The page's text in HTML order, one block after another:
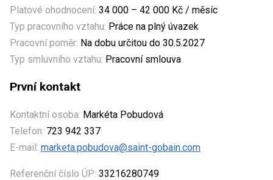
Platové ohodnocení: 34 000 – 42 000 Kč / měsíc
Typ pracovního vztahu: Práce na plný úvazek
Pracovní poměr: Na dobu určitou do 30.5.2027
Typ smluvního vztahu: Pracovní smlouva
První kontakt
Kontaktní osoba: Markéta Pobudová
Telefon: 723 942 337
E-mail: marketa.pobudova@saint-gobain.com
Referenční číslo ÚP: 33216280749